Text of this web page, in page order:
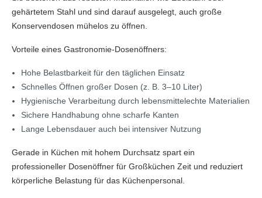
gehärtetem Stahl und sind darauf ausgelegt, auch große
Konservendosen mühelos zu öffnen.
Vorteile eines Gastronomie-Dosenöffners:
Hohe Belastbarkeit für den täglichen Einsatz
Schnelles Öffnen großer Dosen (z. B. 3–10 Liter)
Hygienische Verarbeitung durch lebensmittelechte Materialien
Sichere Handhabung ohne scharfe Kanten
Lange Lebensdauer auch bei intensiver Nutzung
Gerade in Küchen mit hohem Durchsatz spart ein
professioneller Dosenöffner für Großküchen Zeit und reduziert
körperliche Belastung für das Küchenpersonal.